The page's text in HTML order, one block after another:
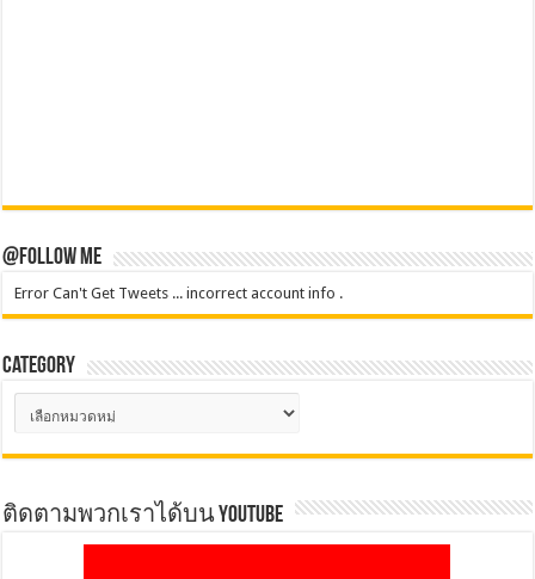
@Follow Me
Error Can't Get Tweets ... incorrect account info .
Category
Category
ติดตามพวกเราได้บน YOUTUBE